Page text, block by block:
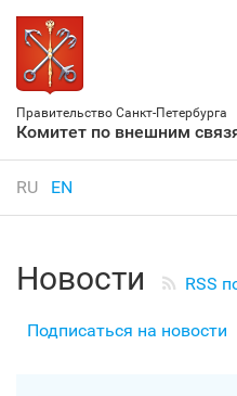
Правительство Санкт‑Петербурга
Комитет по внешним
RU EN
Новости RSS
Подписаться на новости